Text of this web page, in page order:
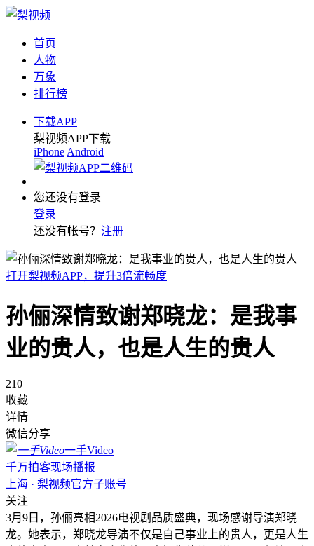
首页
人物
万象
排行榜
下载APP
梨视频APP下载
iPhone Android
您还没有登录
登录
还没有帐号？ 注册
打开梨视频APP，提升3倍流畅度
孙俪深情致谢郑晓龙：是我事
业的贵人，也是人生的贵人
210
收藏
详情
微信分享
一手Video
千万拍客现场播报
上海 · 梨视频官方子账号
关注
3月9日，孙俪亮相2026电视剧品质盛典，现场感谢导演郑晓
龙。她表示，郑晓龙导演不仅是自己事业上的贵人，更是人生